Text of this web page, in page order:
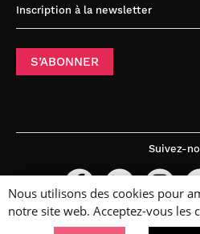
Inscription à la newsletter
S’ABONNER
Suivez-
Nous utilisons des cookies pour
notre site web. Acceptez-vous les